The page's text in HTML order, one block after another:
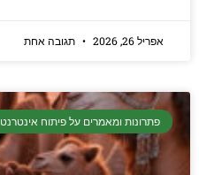
אפריל 26, 2026 תגובה אחת
פתרונות ומאמרים על פיתוח אינטרנט